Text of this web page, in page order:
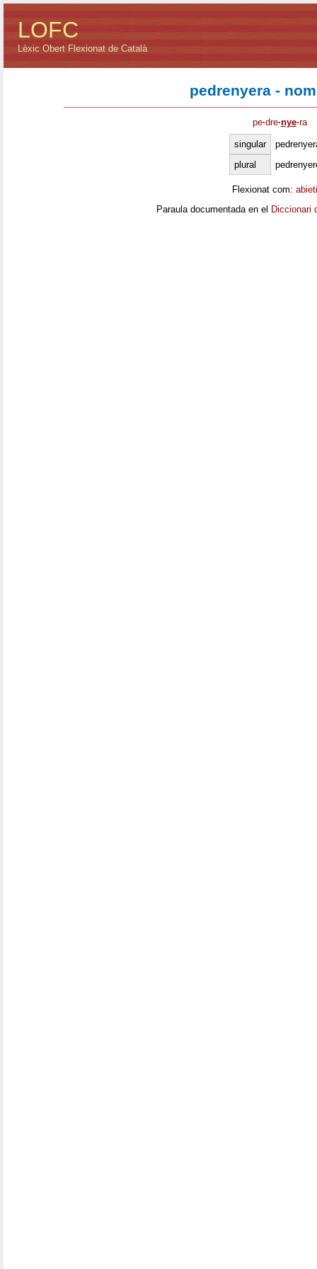
LOFC
Lèxic Obert Flexionat de Català
pedrenyera -
pe·dre·nye·ra
singular
plural
Flexionat com:
Paraula documentada en el Diccionari